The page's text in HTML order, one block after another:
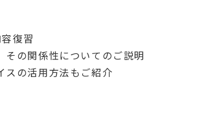
復習
の関係性についてのご説明
スの活用方法もご紹介